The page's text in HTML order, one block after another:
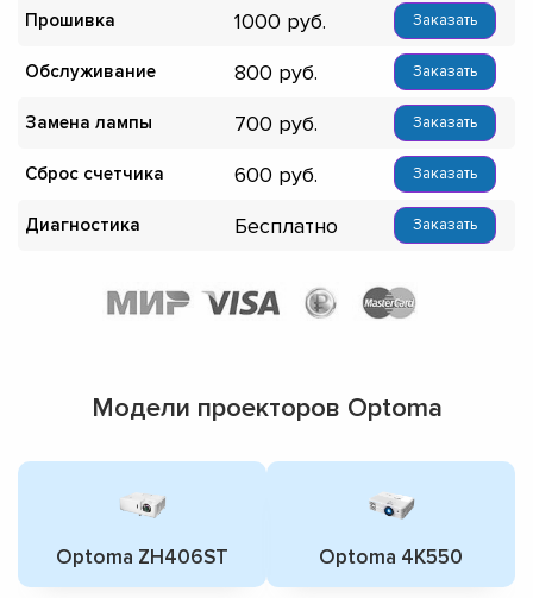
Прошивка 1000 Заказать
Обслуживание 800 Заказать
Замена лампы 700 Заказать
Сброс счетчика 600 Заказать
Диагностика Бесплатно Заказать
Модели проекторов Optoma
Optoma ZH406ST Optoma 4K550